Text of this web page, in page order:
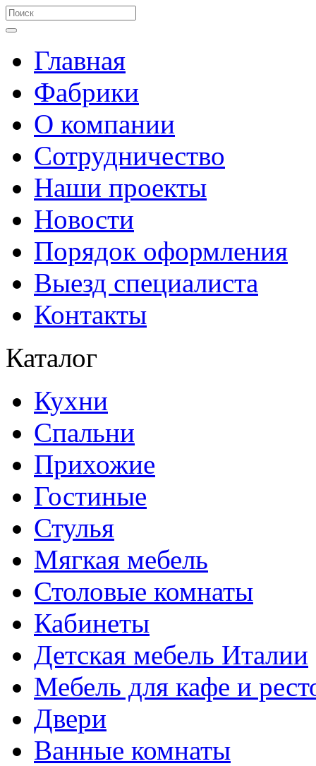
Главная
Фабрики
О компании
Сотрудничество
Наши проекты
Новости
Порядок оформления
Выезд специалиста
Контакты
Каталог
Кухни
Спальни
Прихожие
Гостиные
Стулья
Мягкая мебель
Столовые комнаты
Кабинеты
Детская мебель Италии
Мебель для кафе и
Двери
Ванные комнаты